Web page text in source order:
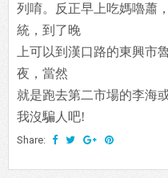
列唷。反正早上吃媽嚕蕭
統，到了晚
上可以到漢口路的東興市
夜，當然
就是跑去第二市場的李海
我沒騙人吧!
Share: